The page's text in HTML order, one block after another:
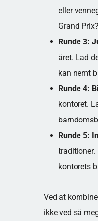
eller
Grand
Runde 3:
året. Lad
kan nemt
Runde 4:
kontoret.
Runde 5:
traditioner.
kontorets
Ved at
ikke ved så